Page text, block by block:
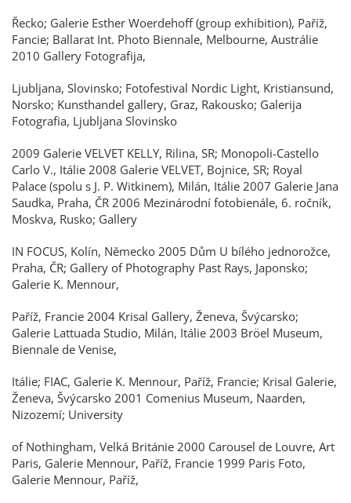
Řecko; Galerie Esther Woerdehoff (group exhibition), Paříž,
Fancie; Ballarat Int. Photo Biennale, Melbourne, Austrálie
2010 Gallery Fotografija,
Ljubljana, Slovinsko; Fotofestival Nordic Light, Kristiansund,
Norsko; Kunsthandel gallery, Graz, Rakousko; Galerija
Fotografia, Ljubljana Slovinsko
2009 Galerie VELVET KELLY, Rilina, SR; Monopoli-Castello
Carlo V., Itálie 2008 Galerie VELVET, Bojnice, SR; Royal
Palace (spolu s J. P. Witkinem), Milán, Itálie 2007 Galerie Jana
Saudka, Praha, ČR 2006 Mezinárodní fotobienále, 6. ročník,
Moskva, Rusko; Gallery
IN FOCUS, Kolín, Německo 2005 Dům U bílého jednorožce,
Praha, ČR; Gallery of Photography Past Rays, Japonsko;
Galerie K. Mennour,
Paříž, Francie 2004 Krisal Gallery, Ženeva, Švýcarsko;
Galerie Lattuada Studio, Milán, Itálie 2003 Bröel Museum,
Biennale de Venise,
Itálie; FIAC, Galerie K. Mennour, Paříž, Francie; Krisal Galerie,
Ženeva, Švýcarsko 2001 Comenius Museum, Naarden,
Nizozemí; University
of Nothingham, Velká Británie 2000 Carousel de Louvre, Art
Paris, Galerie Mennour, Paříž, Francie 1999 Paris Foto,
Galerie Mennour, Paříž,